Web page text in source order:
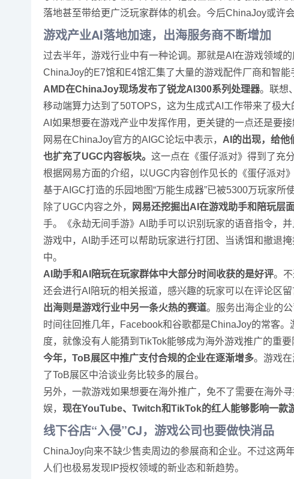
落地甚至带给更广泛玩家群体的机会。今后ChinaJoy或许
游戏产业AI落地加速，出海服务商不断增加
过去半年，游戏行业中有一种论调。那就是AI在游戏领域
ChinaJoy的E7馆和E4馆汇集了大量的游戏配件厂商和智
AMD在ChinaJoy现场发布了锐龙AI300系列处理器。联想
移动端算力达到了50TOPS，这为生成式AI工作带来了极大
AI如果想要在游戏产业中发挥作用，更关键的一点还是要
网易在ChinaJoy官方的AIGC论坛中表示， AI的出现，给他
也扩充了UGC内容板块。 这一点在《蛋仔派对》得到了充分
根据网易方面的介绍，以UGC内容创作见长的《蛋仔派对
基于AIGC打造的乐园地图“万能生成器”已被5300万玩家所使
除了UGC内容之外，
网易还挖掘出AI在游戏助手和陪玩层
手。《永劫无间手游》AI助手可以识别玩家的语音指令，并
游戏中，AI助手还可以帮助玩家进行打团、当诱饵和撤退
中。
AI助手和AI陪玩在玩家群体中大部分时间收获的是好评。
还会进行AI陪玩的相关报道，感兴趣的玩家可以在评论区留
出海则是游戏行业中另一条火热的赛道。服务出海企业的
时间往回推几年，Facebook和谷歌都是ChinaJoy的常客
度，就像没有人能猜到TikTok能够成为海外游戏推广的重
今年，ToB展区中推广支付合规的企业在逐渐增多。游戏
了ToB展区中洽谈业务比较多的展台。
另外，一款游戏如果想要在海外推广，免不了需要在海外
娱， 现在YouTube、Twitch和TikTok的红人能够影响一款
线下谷店“入侵”CJ，游戏公司也要做快消品
ChinaJoy向来不缺少售卖周边的参展商和企业。不过这两年
人们也极易发现IP授权领域的新业态和新趋势。